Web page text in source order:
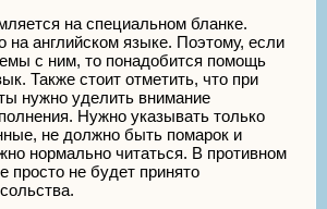
на специальном бланке.
на английском языке. Поэтому, если
с ним, то понадобится помощь
Также стоит отметить, что при
нужно уделить внимание
Нужно указывать только
не должно быть помарок и
нормально читаться. В противном
просто не будет принято